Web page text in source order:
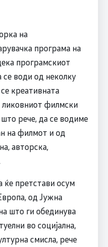
на
програма на
програмскиот
води од неколку
се креативната
ликовниот филмски
рече, да се водиме
на филмот и од
авторска,
ќе претстави осум
од Јужна
што ги обединува
во социјална,
смисла, рече